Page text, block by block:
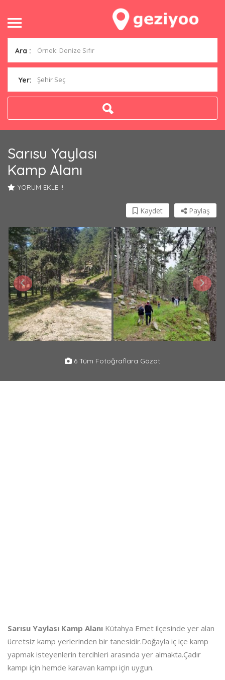
Ara :
Yer: Şehir Seç
Sarısu Yaylası
Kamp Alanı
YORUM EKLE !!
Paylaş
Kaydet
6 Tüm Fotoğraflara Gözat
Sarısu Yaylası Kamp Alanı Kütahya Emet ilçesinde yer alan
ücretsiz kamp yerlerinden bir tanesidir.Doğayla iç içe kamp
yapmak isteyenlerin tercihleri arasında yer almakta.Çadır
kampı için hemde karavan kampı için uygun.